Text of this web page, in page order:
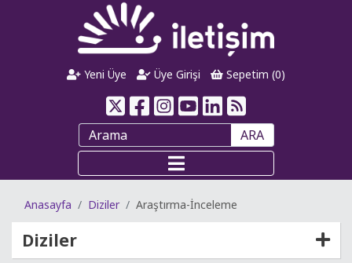
Yeni Üye Üye Girişi Sepetim (0)
ARA
Anasayfa Diziler Araştırma-İnceleme
Diziler